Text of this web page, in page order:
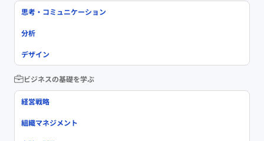
思考・コミュニケーション
分析
デザイン
ビジネスの基礎を学ぶ
経営戦略
組織マネジメント